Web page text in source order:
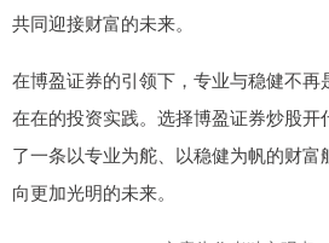
共同迎接财富的未来。
在博盈证券的引领下，专业与稳健不
在在的投资实践。选择博盈证券炒股开
了一条以专业为舵、以稳健为帆的财富
向更加光明的未来。